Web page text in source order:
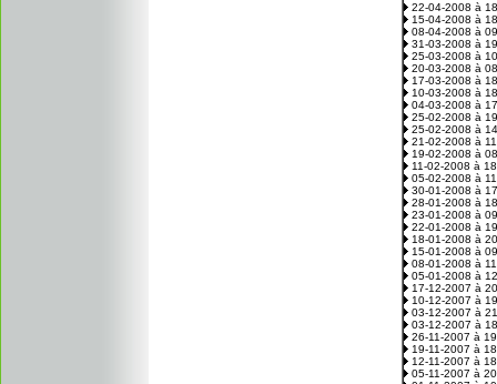
22-04-2008 à
15-04-2008 à
08-04-2008 à
31-03-2008 à
25-03-2008 à
20-03-2008 à
17-03-2008 à
10-03-2008 à
04-03-2008 à
25-02-2008 à
25-02-2008 à
21-02-2008 à
19-02-2008 à
11-02-2008 à
05-02-2008 à
30-01-2008 à
28-01-2008 à
23-01-2008 à
22-01-2008 à
18-01-2008 à
15-01-2008 à
08-01-2008 à
05-01-2008 à
17-12-2007 à
10-12-2007 à
03-12-2007 à
03-12-2007 à
26-11-2007 à
19-11-2007 à
12-11-2007 à
05-11-2007 à